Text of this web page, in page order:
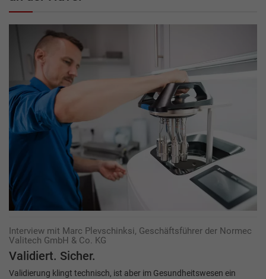
Interview mit Marc Plevschinksi, Geschäftsführer der Normec
Valitech GmbH & Co. KG
Validiert. Sicher.
Validierung klingt technisch, ist aber im Gesundheitswesen ein